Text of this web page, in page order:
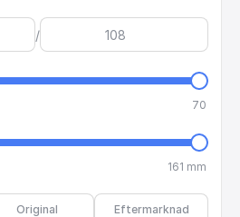
/
70
161 mm
Original
Eftermarknad